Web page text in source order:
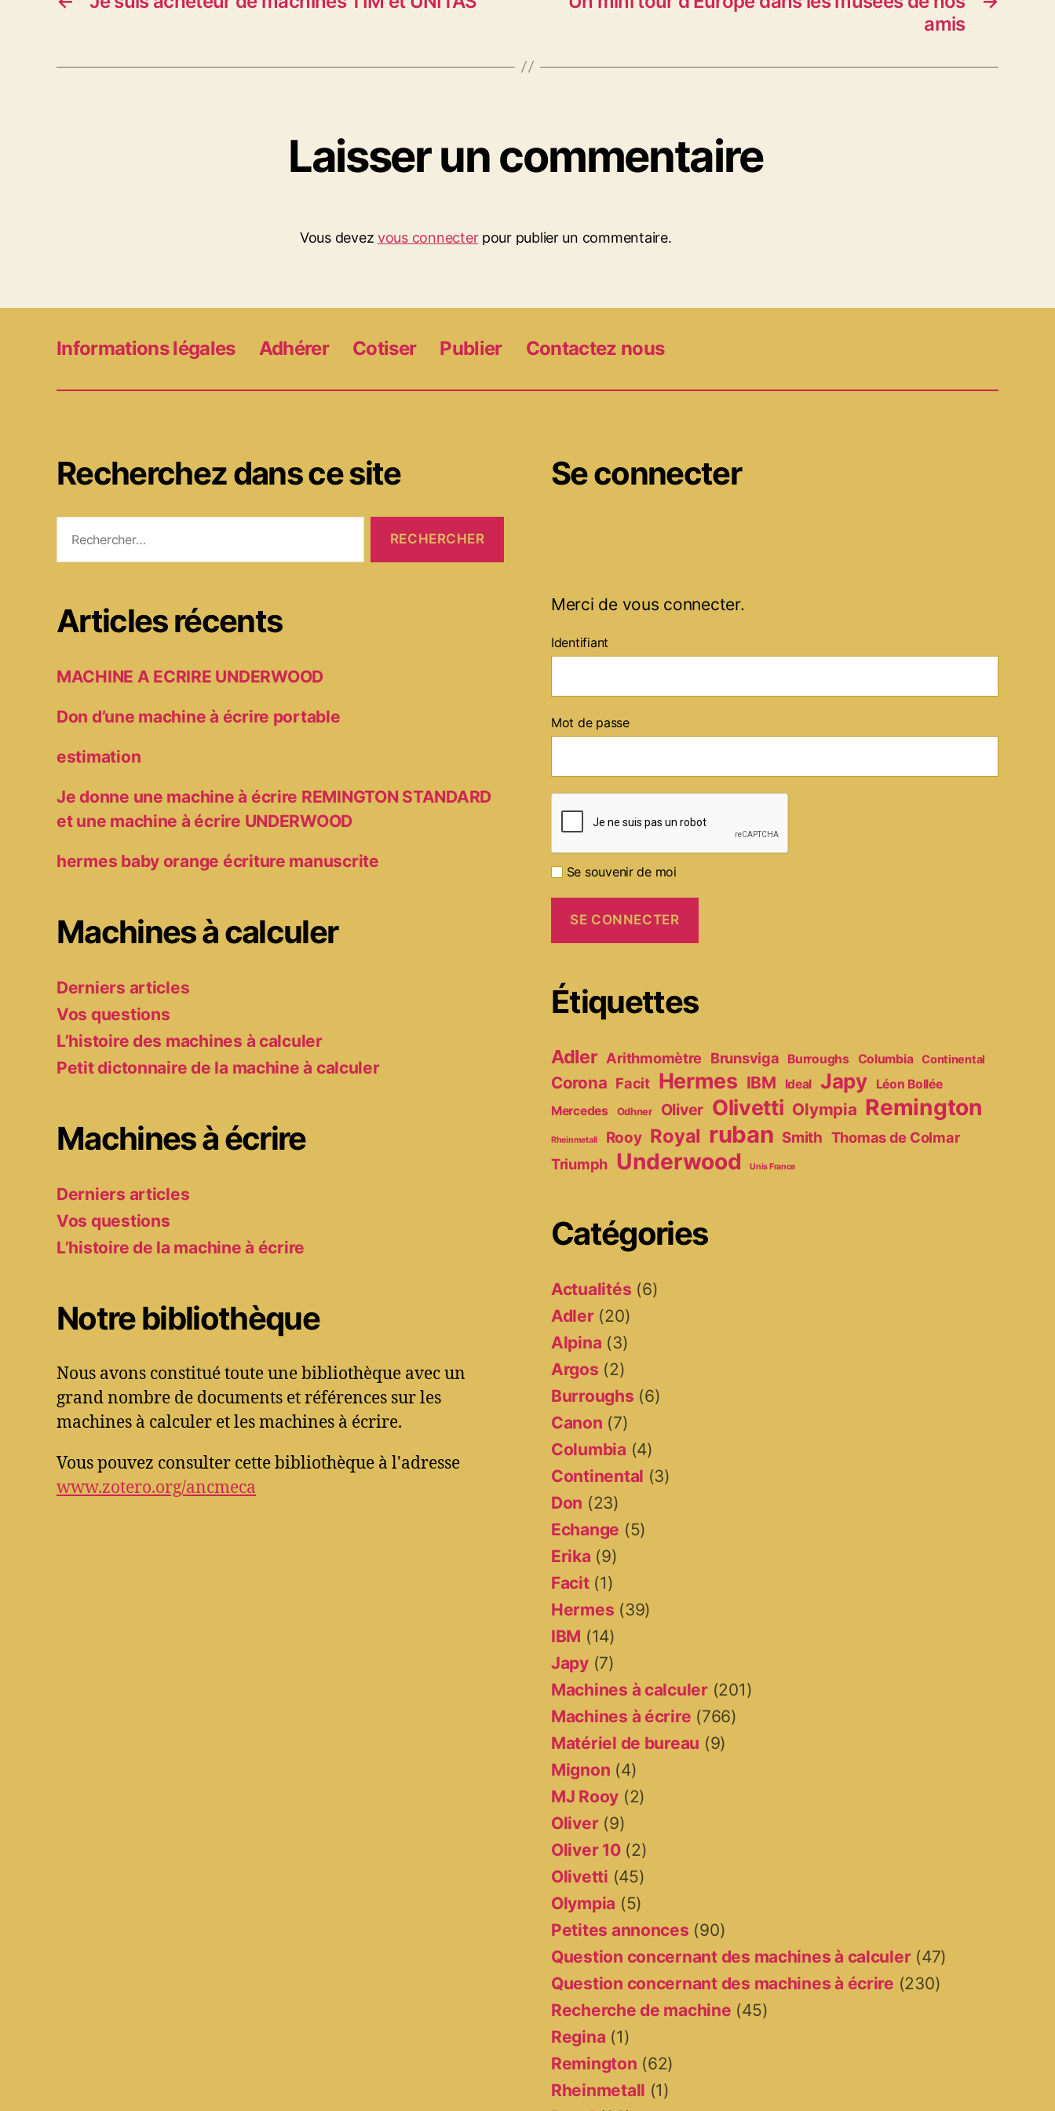
amis
Laisser un commentaire
Vous devezvous connecterpour publier un commentaire.
Informations légales Adhérer Cotiser Publier Contactez nous
Recherchez dans ce site
Articles récents
MACHINE A ECRIRE UNDERWOOD
Don d’une machine à écrire portable
estimation
Je donne une machine à écrire REMINGTON STANDARD
et une machine à écrire UNDERWOOD
hermes baby orange écriture manuscrite
Machines à calculer
Derniers articles
Vos questions
L’histoire des machines à calculer
Petit dictonnaire de la machine à calculer
Machines à écrire
Derniers articles
Vos questions
L’histoire de la machine à écrire
Notre bibliothèque
Nous avons constitué toute une bibliothèque avec un
grand nombre de documents et références sur les
machines à calculer et les machines à écrire.
Vous pouvez consulter cette bibliothèque à l'adresse
www.zotero.org/ancmeca
Se connecter
Merci de vous connecter.
Identifiant
Mot de passe
Se souvenir de moi
Étiquettes
Adler Arithmomètre Brunsviga Burroughs Columbia Continental
Corona Facit Hermes IBM Ideal Japy
Léon Bollée
Mercedes
Odhner Oliver Olivetti Olympia Remington
Rheinmetall Rooy Royal ruban Smith Thomas de Colmar
Triumph Underwood Unis France
Catégories
Actualités (6)
Adler(20)
Alpina (3)
Argos (2)
Burroughs (6)
Canon (7)
Columbia (4)
Continental (3)
Don (23)
Echange (5)
Erika (9)
Facit(1)
Hermes (39)
IBM (14)
Japy(7)
Machines à calculer(201)
Machines à écrire (766)
Matériel de bureau (9)
Mignon (4)
MJ Rooy (2)
Oliver(9)
Oliver 10(2)
Olivetti (45)
Olympia (5)
Petites annonces (90)
Question concernant des machines à calculer(47)
Question concernant des machines à écrire (230)
Recherche de machine (45)
Regina (1)
Remington (62)
Rheinmetall (1)